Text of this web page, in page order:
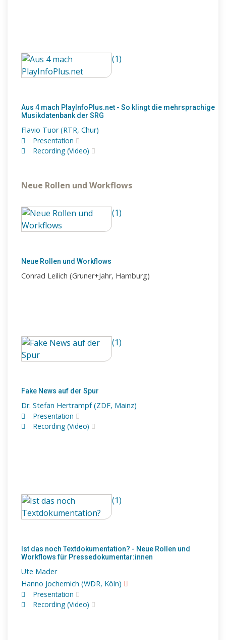
(1)
Aus 4 mach PlayInfoPlus.net - So klingt die mehrsprachige
Musikdatenbank der SRG
Flavio Tuor (RTR, Chur)
Presentation
Recording (Video)
Neue Rollen und Workflows
(1)
Neue Rollen und Workflows
Conrad Leilich (Gruner+Jahr, Hamburg)
(1)
Fake News auf der Spur
Dr. Stefan Hertrampf (ZDF, Mainz)
Presentation
Recording (Video)
(1)
Ist das noch Textdokumentation? - Neue Rollen und
Workflows für Pressedokumentar:innen
Ute Mader
Hanno Jochemich (WDR, Köln)
Presentation
Recording (Video)